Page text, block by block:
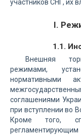
участников СНГ, их
I.
1.1.
Внешняя
режимами,
нормативными
соглашениями
при вступлении во
Кроме того,
регламентирующим